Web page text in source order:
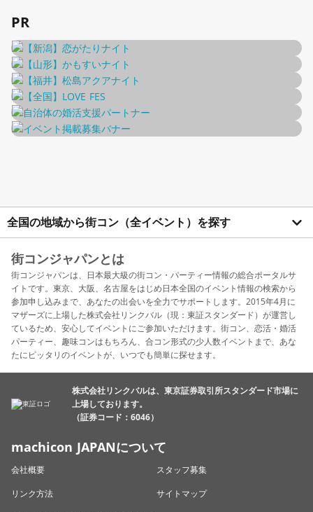
PR
全国の地域から街コン（全イベント）を探す
街コンジャパンとは
街コンジャパンは、日本最大級の街コン・パーティー情報の総合ポータルサ
イトです。東京、大阪、名古屋をはじめ日本全国のイベント情報の検索から
参加申し込みまで、あなたの出会いを全力でサポートします。2015年4月に
マザーズに上場した株式会社リンクバル（現：東証スタンダード）が運営し
ているため、安心してイベントにご参加いただけます。街コン、恋活・婚活
パーティー、趣味コンはもちろん、合コン形式の少人数イベントまで、あな
たにピッタリのイベントが、いつでも簡単に探せます。
株式会社リンクバルは、東京証券取引所スタンダード市場に
上場しております。
（証券コード：6046）
machicon JAPANについて
会社概要
スタッフ募集
リンク方法
サイトマップ